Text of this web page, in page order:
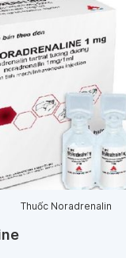
Thuốc Noradrenalin